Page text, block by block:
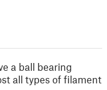
a ball bearing
all types of filament